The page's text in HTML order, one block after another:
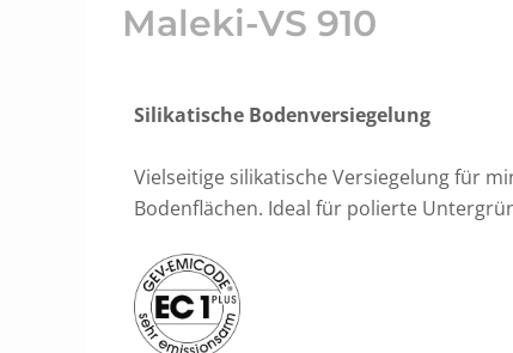
Maleki-VS 910
Silikatische Bodenversiegelung
Vielseitige silikatische Versiegelung für
Bodenflächen. Ideal für polierte